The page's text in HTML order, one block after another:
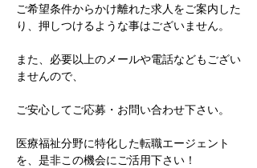
ご希望条件からかけ離れた求人をご案内した
り、押しつけるような事はございません。
また、必要以上のメールや電話などもござい
ませんので、
ご安心してご応募・お問い合わせ下さい。
医療福祉分野に特化した転職エージェント
を、是非この機会にご活用下さい！